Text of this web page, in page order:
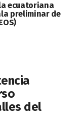
ecuatoriana
preliminar de
del